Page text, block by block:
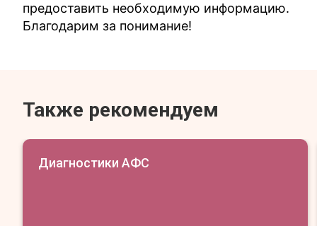
предоставить необходимую информацию.
Благодарим за понимание!
Также рекомендуем
Диагностики АФС